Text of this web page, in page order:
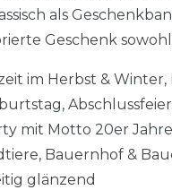
als
Geschenk
im Herbst &
mit Motto 20er
Bauernhof &
glänzend